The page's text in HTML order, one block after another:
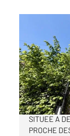
, 5
Ref : 281
Maison
MARE A LA
SITUEE A
PROCHE